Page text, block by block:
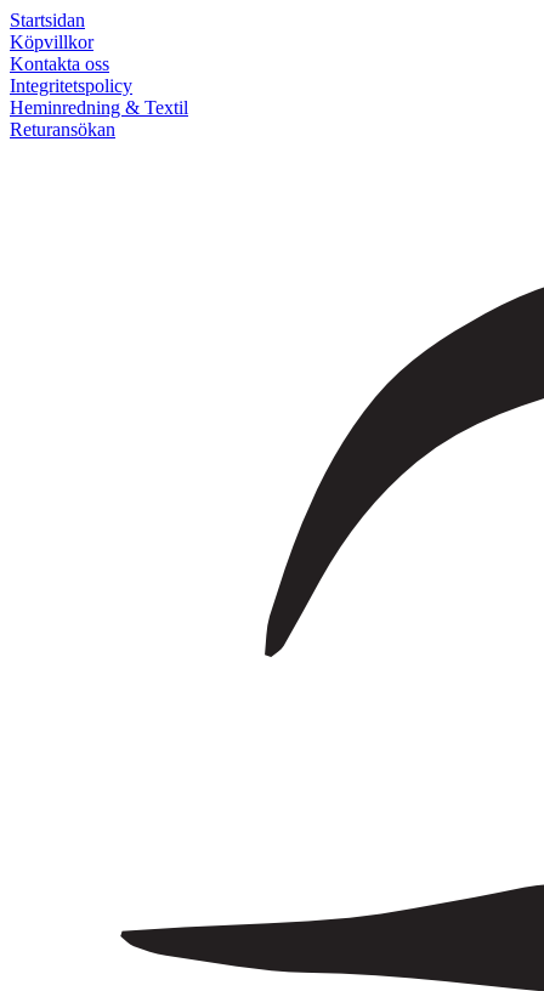
Startsidan
Köpvillkor
Kontakta oss
Integritetspolicy
Heminredning & Textil
Returansökan